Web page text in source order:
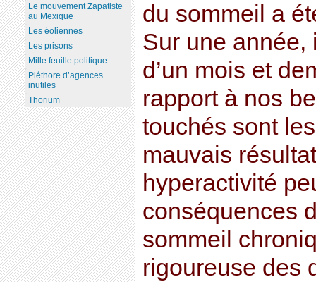
du sommeil a
Sur une année,
d’un mois et
rapport à nos
touchés sont
mauvais
hyperactivité
conséquences
sommeil
rigoureuse des
Le mouvement Zapatiste
au Mexique
Les éoliennes
Les prisons
Mille feuille politique
Pléthore d’agences
inutiles
Thorium